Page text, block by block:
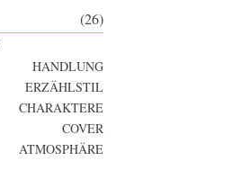
(26)
HANDLUNG
ERZÄHLSTIL
CHARAKTERE
COVER
ATMOSPHÄRE